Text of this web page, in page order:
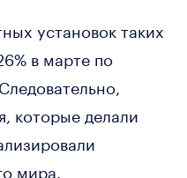
установок таких
в марте по
которые делали
мира.